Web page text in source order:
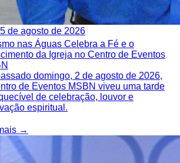
de agosto de 2026
nas Águas Celebra a Fé e o
da Igreja no Centro de Eventos
domingo, 2 de agosto de 2026,
de Eventos MSBN viveu uma tarde
de celebração, louvor e
espiritual.
→